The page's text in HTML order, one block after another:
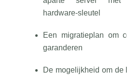
hardware-sleutel
Een migratieplan om
garanderen
De mogelijkheid om de